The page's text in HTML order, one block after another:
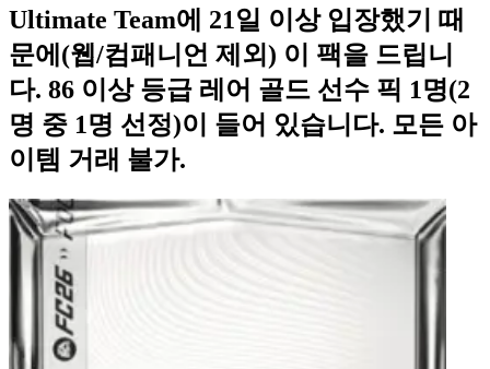
Ultimate Team에 21일 이상 입장했기 때
문에(웹/컴패니언 제외) 이 팩을 드립니
다. 86 이상 등급 레어 골드 선수 픽 1명(2
명 중 1명 선정)이 들어 있습니다. 모든 아
이템 거래 불가.